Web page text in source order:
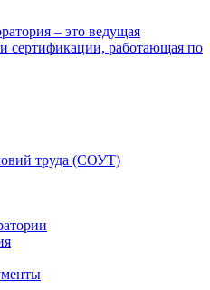
труда (СОУТ)